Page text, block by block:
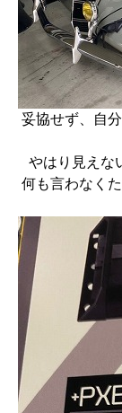
妥協せず、自
やはり見えな
何も言わなく